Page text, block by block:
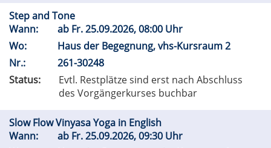
Step and Tone
Wann:
ab Fr.25.09.2026, 08:00 Uhr
Wo:
Haus der Begegnung, vhs-Kursraum 2
Nr.:
261-30248
Status:
Evtl. Restplätze sind erst nach Abschluss
des Vorgängerkurses buchbar
Slow Flow Vinyasa Yoga in English
Wann:
ab Fr.25.09.2026, 09:30 Uhr